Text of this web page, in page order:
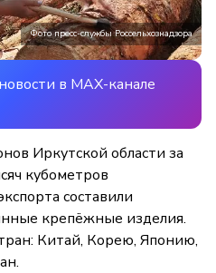
Фото пресс-службы Россельхознадзора
в MAX-канале
Иркутской области за
кубометров
составили
крепёжные изделия.
Китай, Корею, Японию,